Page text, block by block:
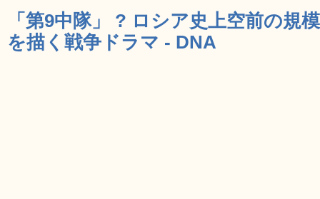
「第9中隊」 ? ロシア史上空前の規
を描く戦争ドラマ - DNA